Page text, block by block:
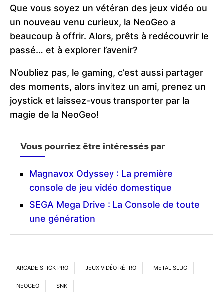
Que vous soyez un vétéran des jeux vidéo ou
un nouveau venu curieux, la NeoGeo a
beaucoup à offrir. Alors, prêts à redécouvrir le
passé… et à explorer l’avenir?
N’oubliez pas, le gaming, c’est aussi partager
des moments, alors invitez un ami, prenez un
joystick et laissez-vous transporter par la
magie de la NeoGeo!
Vous pourriez être intéressés par
Magnavox Odyssey : La première
console de jeu vidéo domestique
SEGA Mega Drive : La Console de toute
une génération
ARCADE STICK PRO JEUX VIDÉO RÉTRO METAL SLUG
NEOGEO SNK